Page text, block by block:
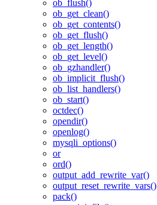
ob_flush()
ob_get_clean()
ob_get_contents()
ob_get_flush()
ob_get_length()
ob_get_level()
ob_gzhandler()
ob_implicit_flush()
ob_list_handlers()
ob_start()
octdec()
opendir()
openlog()
mysqli_options()
or
ord()
output_add_rewrite_var()
output_reset_rewrite_vars()
pack()